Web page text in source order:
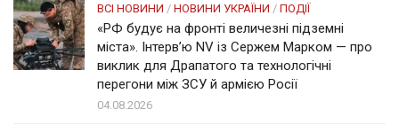
ВСІ НОВИНИ / НОВИНИ УКРАЇНИ / ПОДІЇ
«РФ будує на фронті величезні підземні
міста». Інтерв’ю NV із Сержем Марком — про
виклик для Драпатого та технологічні
перегони між ЗСУ й армією Росії
04.08.2026